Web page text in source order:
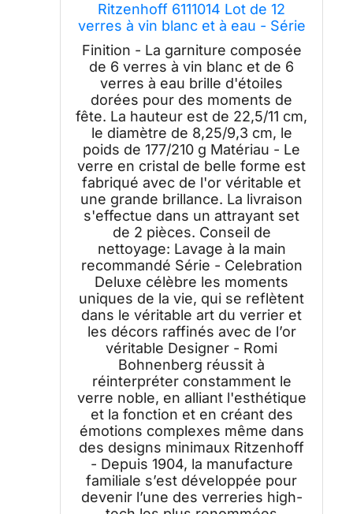
Ritzenhoff 6111014 Lot de 12
verres à vin blanc et à eau - Série
Celebration Deluxe - 400 ml -
Pièce design, Or
Finition - La garniture composée
de 6 verres à vin blanc et de 6
verres à eau brille d'étoiles
dorées pour des moments de
fête. La hauteur est de 22,5/11 cm,
le diamètre de 8,25/9,3 cm, le
poids de 177/210 g Matériau - Le
verre en cristal de belle forme est
fabriqué avec de l'or véritable et
une grande brillance. La livraison
s'effectue dans un attrayant set
de 2 pièces. Conseil de
nettoyage: Lavage à la main
recommandé Série - Celebration
Deluxe célèbre les moments
uniques de la vie, qui se reflètent
dans le véritable art du verrier et
les décors raffinés avec de l’or
véritable Designer - Romi
Bohnenberg réussit à
réinterpréter constamment le
verre noble, en alliant l'esthétique
et la fonction et en créant des
émotions complexes même dans
des designs minimaux Ritzenhoff
- Depuis 1904, la manufacture
familiale s’est développée pour
devenir l’une des verreries high-